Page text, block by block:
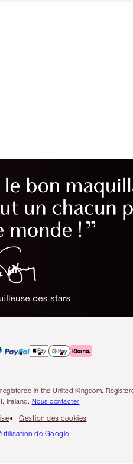
in the United Kingdom.
Ireland.
Nous contacter
Gestion des cookies
de Google.